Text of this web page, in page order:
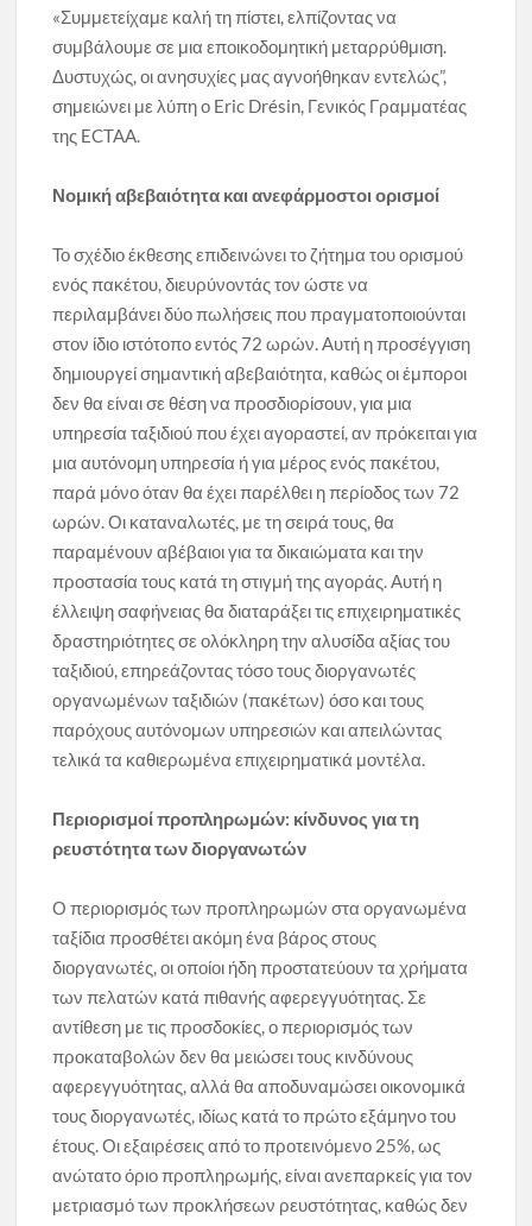
«Συμμετείχαμε καλή τη πίστει, ελπίζοντας να
συμβάλουμε σε μια εποικοδομητική μεταρρύθμιση.
Δυστυχώς, οι ανησυχίες μας αγνοήθηκαν εντελώς”,
σημειώνει με λύπη ο Eric Drésin, Γενικός Γραμματέας
της ECTAA.
Νομική αβεβαιότητα και ανεφάρμοστοι ορισμοί
Το σχέδιο έκθεσης επιδεινώνει το ζήτημα του ορισμού
ενός πακέτου, διευρύνοντάς τον ώστε να
περιλαμβάνει δύο πωλήσεις που πραγματοποιούνται
στον ίδιο ιστότοπο εντός 72 ωρών. Αυτή η προσέγγιση
δημιουργεί σημαντική αβεβαιότητα, καθώς οι έμποροι
δεν θα είναι σε θέση να προσδιορίσουν, για μια
υπηρεσία ταξιδιού που έχει αγοραστεί, αν πρόκειται για
μια αυτόνομη υπηρεσία ή για μέρος ενός πακέτου,
παρά μόνο όταν θα έχει παρέλθει η περίοδος των 72
ωρών. Οι καταναλωτές, με τη σειρά τους, θα
παραμένουν αβέβαιοι για τα δικαιώματα και την
προστασία τους κατά τη στιγμή της αγοράς. Αυτή η
έλλειψη σαφήνειας θα διαταράξει τις επιχειρηματικές
δραστηριότητες σε ολόκληρη την αλυσίδα αξίας του
ταξιδιού, επηρεάζοντας τόσο τους διοργανωτές
οργανωμένων ταξιδιών (πακέτων) όσο και τους
παρόχους αυτόνομων υπηρεσιών και απειλώντας
τελικά τα καθιερωμένα επιχειρηματικά μοντέλα.
Περιορισμοί προπληρωμών: κίνδυνος για τη
ρευστότητα των διοργανωτών
Ο περιορισμός των προπληρωμών στα οργανωμένα
ταξίδια προσθέτει ακόμη ένα βάρος στους
διοργανωτές, οι οποίοι ήδη προστατεύουν τα χρήματα
των πελατών κατά πιθανής αφερεγγυότητας. Σε
αντίθεση με τις προσδοκίες, ο περιορισμός των
προκαταβολών δεν θα μειώσει τους κινδύνους
αφερεγγυότητας, αλλά θα αποδυναμώσει οικονομικά
τους διοργανωτές, ιδίως κατά το πρώτο εξάμηνο του
έτους. Οι εξαιρέσεις από το προτεινόμενο 25%, ως
ανώτατο όριο προπληρωμής, είναι ανεπαρκείς για τον
μετριασμό των προκλήσεων ρευστότητας, καθώς δεν